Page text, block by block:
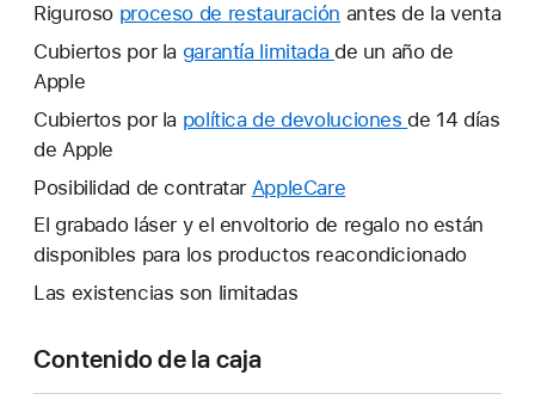
Riguroso proceso de restauración antes de la venta
Cubiertos por la garantía limitada Se
una
de un año de
Apple
Cubiertos por la política de devoluciones Se
nueva.
de 14 días
de Apple
Posibilidad de contratar AppleCare
abrirá
una
El grabado láser y el envoltorio de regalo no están
disponibles para los productos reacondicionado
Las existencias son limitadas
Contenido de la caja